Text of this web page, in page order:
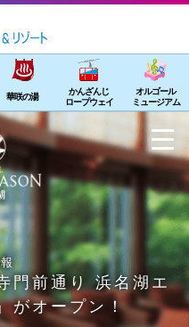
華咲の湯
かんざんじ
ロープウェイ
オルゴール
ミュージアム
門前通り 浜名湖エ
がオープン！